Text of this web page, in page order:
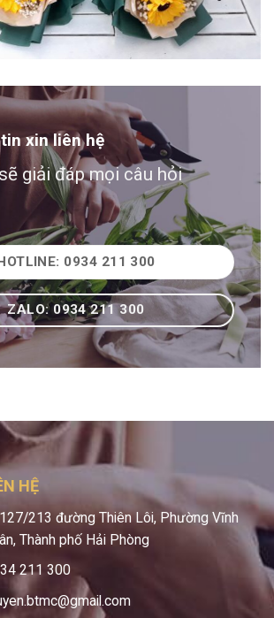
xin liên hệ
giải đáp mọi câu hỏi
0934 211 300
ZALO: 0934 211 300
HỆ
213 đường Thiên Lôi, Phường Vĩnh
Thành phố Hải Phòng
211 300